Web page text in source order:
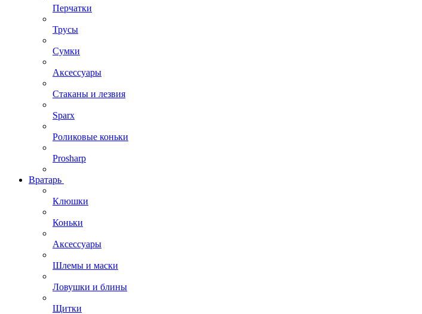
Перчатки
Трусы
Сумки
Аксессуары
Стаканы и лезвия
Sparx
Роликовые коньки
Prosharp
Вратарь
Клюшки
Коньки
Аксессуары
Шлемы и маски
Ловушки и блины
Щитки